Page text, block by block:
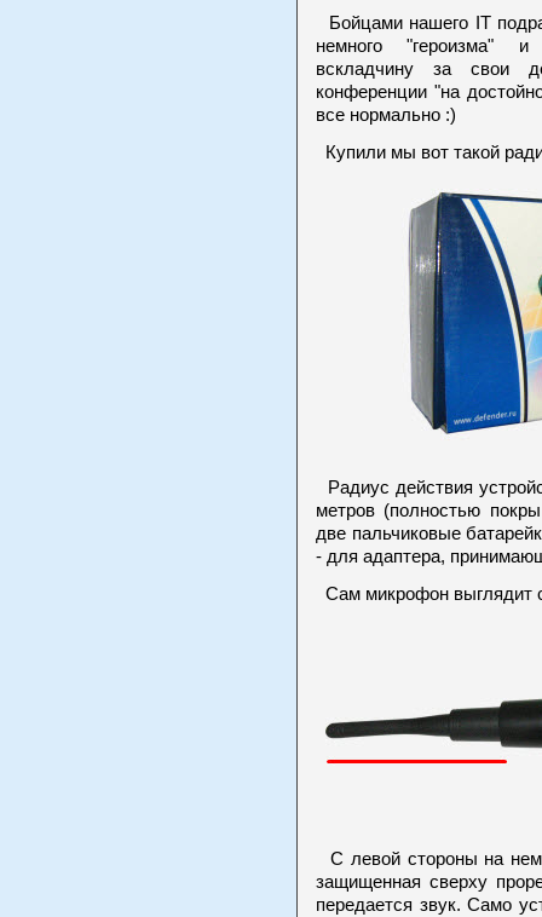
Бойцами нашего IT
немного "героизма" и
вскладчину за свои
конференции "на
все нормально :)
Купили мы вот такой
Радиус действия
метров (полностью
две пальчиковые
- для адаптера,
Сам микрофон выглядит
С левой стороны на нем
защищенная сверху
передается звук. Само